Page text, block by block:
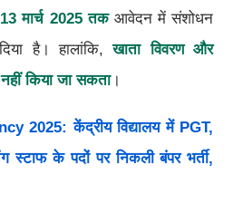
13मार्च 2025तकआवेदन में संशोधन
है। हालांकि,खाता विवरण और
किया जा सकता।
2025: केंद्रीय विद्यालय में PGT,
स्टाफ के पदों पर निकली बंपर भर्ती,